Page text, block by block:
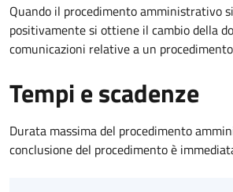
Quando il procedimento amministrativo
positivamente si ottiene il cambio della
comunicazioni relative a un
Tempi e scadenze
Durata massima del procedimento
conclusione del procedimento è